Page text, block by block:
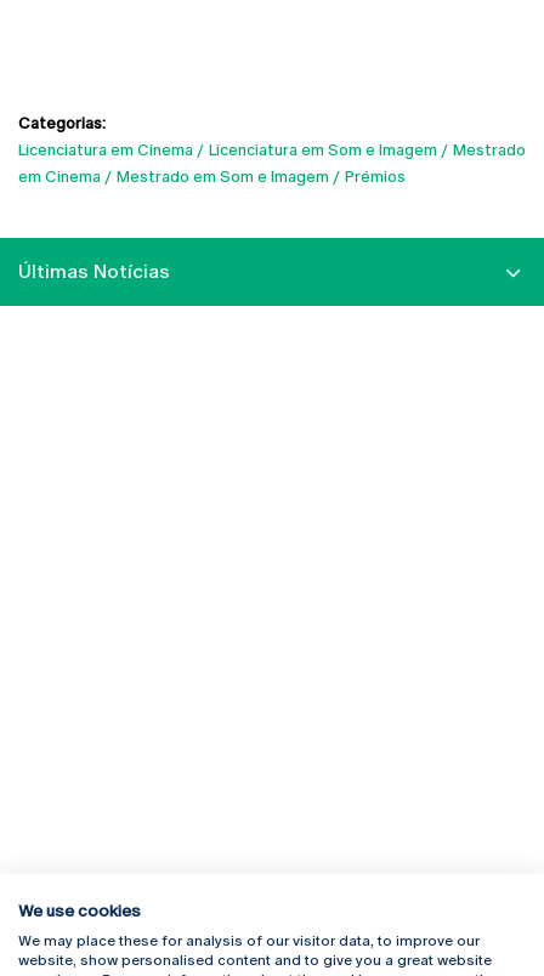
Categorias:
Licenciatura em Cinema
Licenciatura em Som e Imagem
Mestrado
em Cinema
Mestrado em Som e Imagem Prémios
Últimas Notícias
Rua Diogo Botelho 1327
Campus Online
We use cookies
We may place these for analysis of our visitor data, to improve our
website, show personalised content and to give you a great website